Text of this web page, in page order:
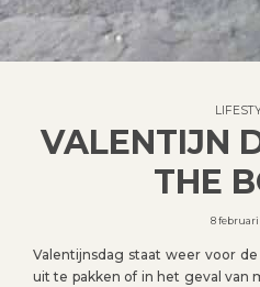
VALENTIJN
THE
8 februari
Valentijnsdag staat weer voor
uit te pakken of in het geval van